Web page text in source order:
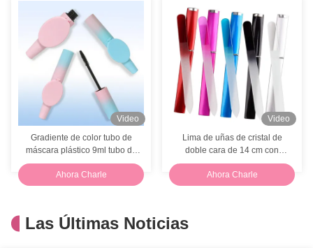
Video
Gradiente de color tubo de
máscara plástico 9ml tubo de
pestañas vacío doble capa
Ahora Charle
Video
Lima de uñas de cristal de
doble cara de 14 cm con
logotipo personalizado y
estuche protector
Ahora Charle
Las Últimas Noticias